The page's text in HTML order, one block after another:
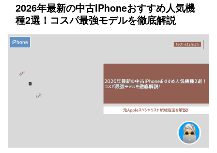
2026年最新の中古iPhoneおすすめ人気機
種2選！コスパ最強モデルを徹底解説
iPhone